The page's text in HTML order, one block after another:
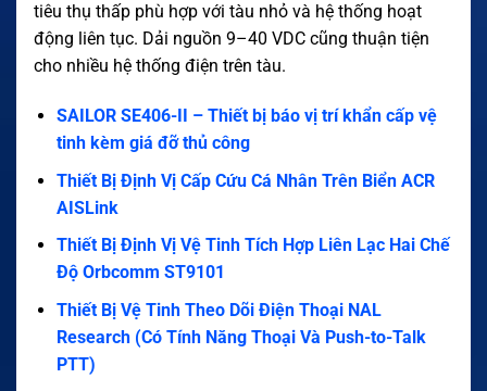
tiêu thụ thấp phù hợp với tàu nhỏ và hệ thống hoạt
động liên tục. Dải nguồn 9–40 VDC cũng thuận tiện
cho nhiều hệ thống điện trên tàu.
SAILOR SE406-II – Thiết bị báo vị trí khẩn cấp vệ
tinh kèm giá đỡ thủ công
Thiết Bị Định Vị Cấp Cứu Cá Nhân Trên Biển ACR
AISLink
Thiết Bị Định Vị Vệ Tinh Tích Hợp Liên Lạc Hai Chế
Độ Orbcomm ST9101
Thiết Bị Vệ Tinh Theo Dõi Điện Thoại NAL
Research (Có Tính Năng Thoại Và Push-to-Talk
PTT)